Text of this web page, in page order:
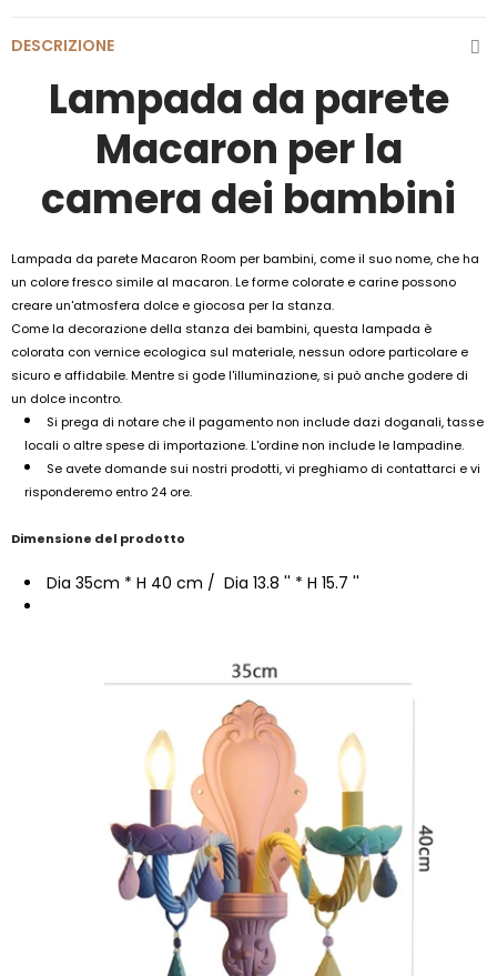
DESCRIZIONE
Lampada da parete
Macaron per la
camera dei bambini
Lampada da parete Macaron Room per bambini, come il suo nome, che ha
un colore fresco simile al macaron. Le forme colorate e carine possono
creare un'atmosfera dolce e giocosa per la stanza.
Come la decorazione della stanza dei bambini, questa lampada è
colorata con vernice ecologica sul materiale, nessun odore particolare e
sicuro e affidabile. Mentre si gode l'illuminazione, si può anche godere di
un dolce incontro.
Si prega di notare che il pagamento non include dazi doganali, tasse
locali o altre spese di importazione. L'ordine non include le lampadine.
Se avete domande sui nostri prodotti, vi preghiamo di contattarci e vi
risponderemo entro 24 ore.
Dimensione del prodotto
Dia 35cm * H 40 cm / Dia 13.8 '' * H 15.7 ''